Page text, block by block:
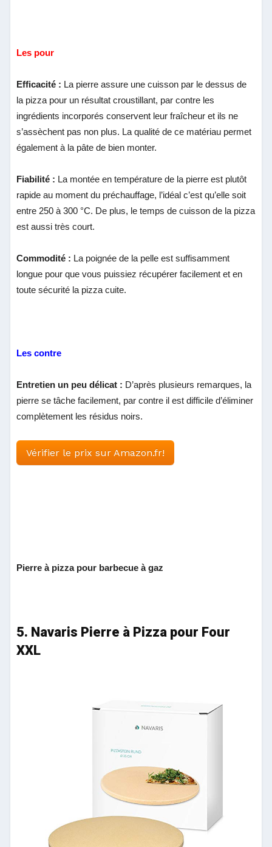
Les pour
Efficacité : La pierre assure une cuisson par le dessus de
la pizza pour un résultat croustillant, par contre les
ingrédients incorporés conservent leur fraîcheur et ils ne
s’assèchent pas non plus. La qualité de ce matériau permet
également à la pâte de bien monter.
Fiabilité : La montée en température de la pierre est plutôt
rapide au moment du préchauffage, l’idéal c’est qu’elle soit
entre 250 à 300 °C. De plus, le temps de cuisson de la pizza
est aussi très court.
Commodité : La poignée de la pelle est suffisamment
longue pour que vous puissiez récupérer facilement et en
toute sécurité la pizza cuite.
Les contre
Entretien un peu délicat : D’après plusieurs remarques, la
pierre se tâche facilement, par contre il est difficile d’éliminer
complètement les résidus noirs.
Vérifier le prix sur Amazon.fr!
Pierre à pizza pour barbecue à gaz
5. Navaris Pierre à Pizza pour Four
XXL